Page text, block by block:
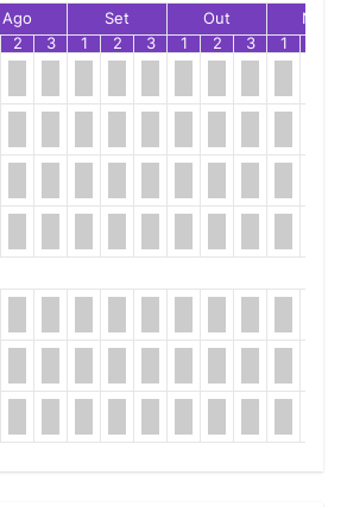
Ago
Set Out
Nov
2 3 1 2 3 1 2 3 1